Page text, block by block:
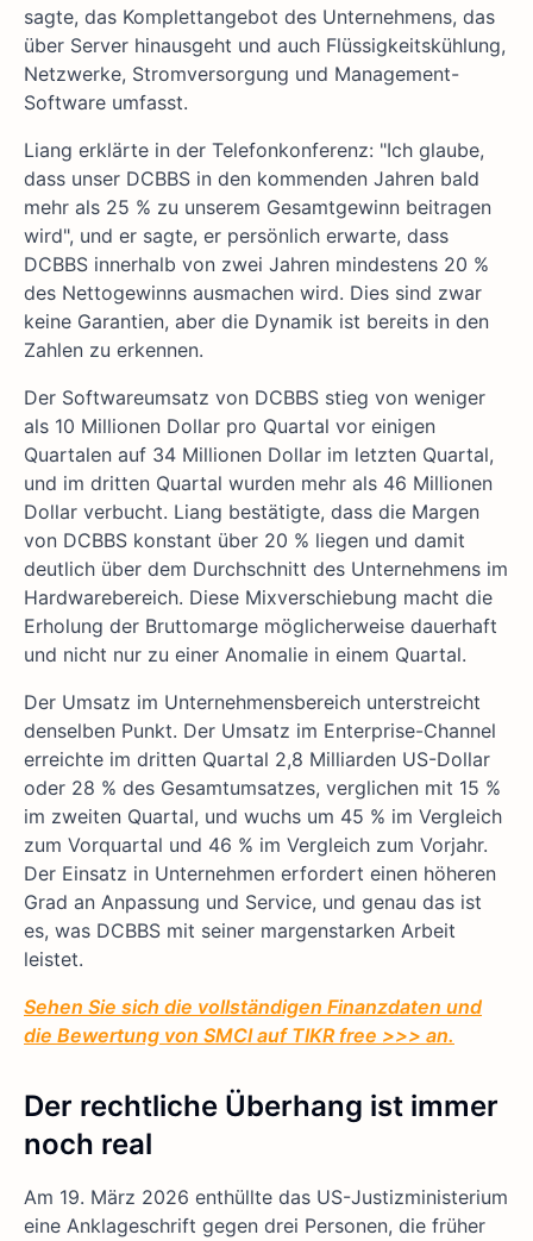
sagte, das Komplettangebot des Unternehmens, das
über Server hinausgeht und auch Flüssigkeitskühlung,
Netzwerke, Stromversorgung und Management-
Software umfasst.
Liang erklärte in der Telefonkonferenz: "Ich glaube,
dass unser DCBBS in den kommenden Jahren bald
mehr als 25 % zu unserem Gesamtgewinn beitragen
wird", und er sagte, er persönlich erwarte, dass
DCBBS innerhalb von zwei Jahren mindestens 20 %
des Nettogewinns ausmachen wird. Dies sind zwar
keine Garantien, aber die Dynamik ist bereits in den
Zahlen zu erkennen.
Der Softwareumsatz von DCBBS stieg von weniger
als 10 Millionen Dollar pro Quartal vor einigen
Quartalen auf 34 Millionen Dollar im letzten Quartal,
und im dritten Quartal wurden mehr als 46 Millionen
Dollar verbucht. Liang bestätigte, dass die Margen
von DCBBS konstant über 20 % liegen und damit
deutlich über dem Durchschnitt des Unternehmens im
Hardwarebereich. Diese Mixverschiebung macht die
Erholung der Bruttomarge möglicherweise dauerhaft
und nicht nur zu einer Anomalie in einem Quartal.
Der Umsatz im Unternehmensbereich unterstreicht
denselben Punkt. Der Umsatz im Enterprise-Channel
erreichte im dritten Quartal 2,8 Milliarden US-Dollar
oder 28 % des Gesamtumsatzes, verglichen mit 15 %
im zweiten Quartal, und wuchs um 45 % im Vergleich
zum Vorquartal und 46 % im Vergleich zum Vorjahr.
Der Einsatz in Unternehmen erfordert einen höheren
Grad an Anpassung und Service, und genau das ist
es, was DCBBS mit seiner margenstarken Arbeit
leistet.
Sehen Sie sich die vollständigen Finanzdaten und
die Bewertung von SMCI auf TIKR free >>> an.
Der rechtliche Überhang ist immer
noch real
Am 19. März 2026 enthüllte das US-Justizministerium
eine Anklageschrift gegen drei Personen, die früher